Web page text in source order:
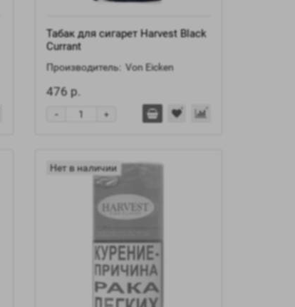
Табак для сигарет Harvest Black
Currant
Производитель: Von Eicken
476 р.
+
-
Нет в наличии